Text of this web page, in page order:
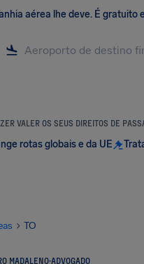
aérea lhe deve. É gratuito
VALER OS SEUS DIREITOS DE
rotas globais e da UE
TO
MADALENO·ADVOGADO